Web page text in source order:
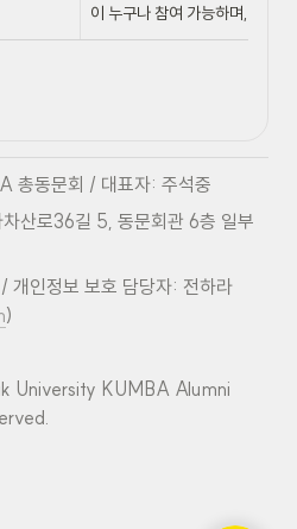
이 누구나 참여 가능하며, 네트
총동문회 / 대표자: 주석중
산로36길 5, 동문회관 6층 일부
인정보 보호 담당자: 전하라
)
University KUMBA Alumni